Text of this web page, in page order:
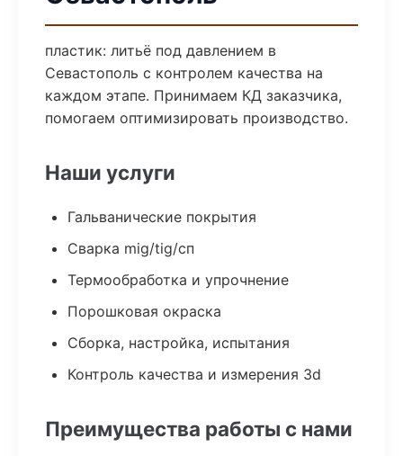
пластик: литьё под давлением в
Севастополь с контролем качества на
каждом этапе. Принимаем КД заказчика,
помогаем оптимизировать производство.
Наши услуги
Гальванические покрытия
Сварка mig/tig/сп
Термообработка и упрочнение
Порошковая окраска
Сборка, настройка, испытания
Контроль качества и измерения 3d
Преимущества работы с нами